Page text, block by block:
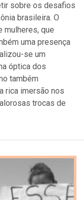
sobre os desafios
brasileira. O
mulheres, que
uma presença
se um
óptica dos
também
rica imersão nos
trocas de